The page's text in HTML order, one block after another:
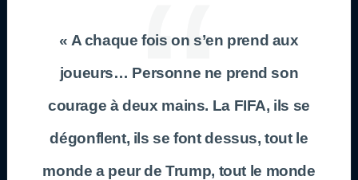
« A chaque fois on s’en prend aux
joueurs… Personne ne prend son
courage à deux mains. La FIFA, ils se
dégonflent, ils se font dessus, tout le
monde a peur de Trump, tout le monde